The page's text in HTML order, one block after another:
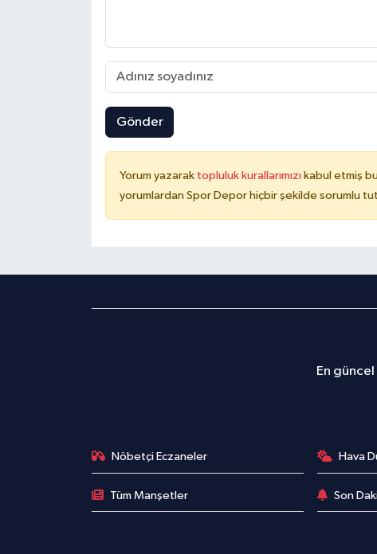
Gönder
Yorum yazarak topluluk kurallarımızı kabul etmiş
yorumlardan Spor Depor hiçbir şekilde sorumlu
En
Nöbetçi Eczaneler Hava
Tüm Manşetler Son